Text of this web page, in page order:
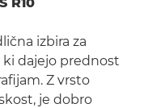
izbira za
ki dajejo prednost
Z vrsto
je dobro